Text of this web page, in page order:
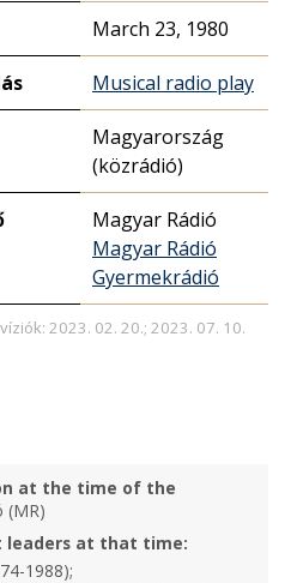
March 23, 1980
Musical radio play
Magyarország
(közrádió)
Magyar Rádió
Magyar Rádió
Gyermekrádió
2023. 02. 20.; 2023. 07. 10.
at the time of the
(MR)
leaders at that time:
1988);